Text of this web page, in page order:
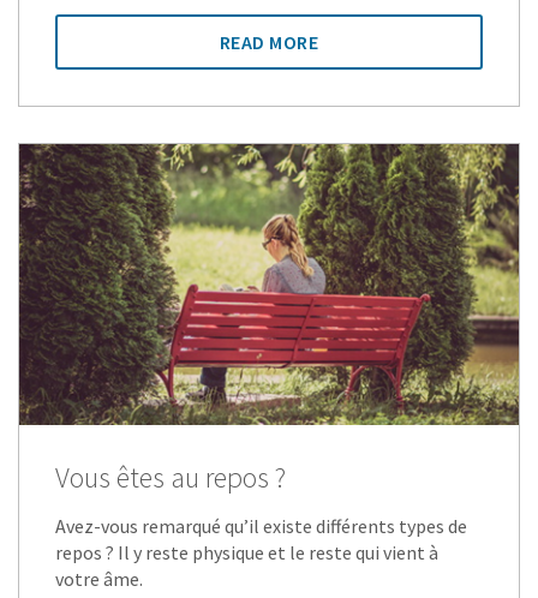
READ MORE
Vous êtes au repos ?
Avez-vous remarqué qu’il existe différents types de
repos ? Il y reste physique et le reste qui vient à
votre âme.